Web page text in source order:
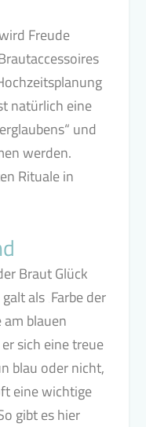
Freude
natürlich eine
und
werden.
Rituale in
Braut Glück
als ‚Farbe der
am blauen
sich eine treue
blau oder nicht,
eine wichtige
gibt es hier